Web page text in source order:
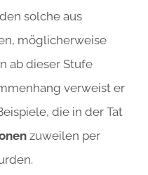
solche aus
möglicherweise
ab dieser Stufe
verweist er
die in der Tat
zuweilen per